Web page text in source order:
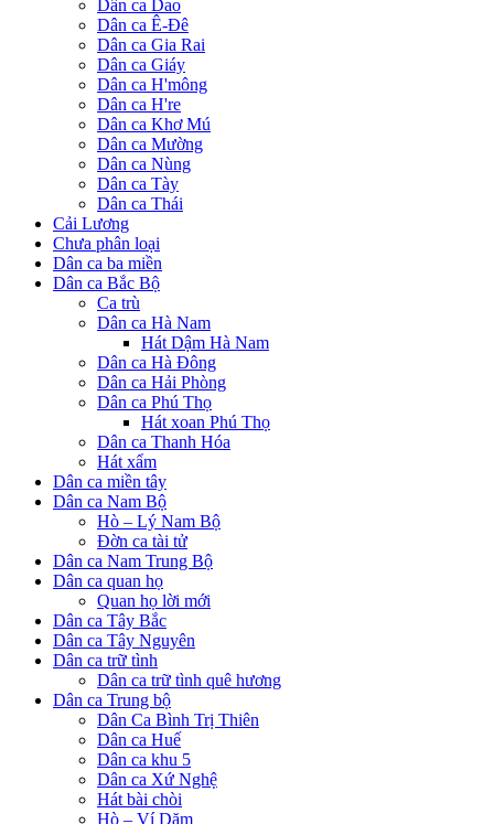
Dân ca Dao
Dân ca Ê-Đê
Dân ca Gia Rai
Dân ca Giáy
Dân ca H'mông
Dân ca H're
Dân ca Khơ Mú
Dân ca Mường
Dân ca Nùng
Dân ca Tày
Dân ca Thái
Cải Lương
Chưa phân loại
Dân ca ba miền
Dân ca Bắc Bộ
Ca trù
Dân ca Hà Nam
Hát Dậm Hà Nam
Dân ca Hà Đông
Dân ca Hải Phòng
Dân ca Phú Thọ
Hát xoan Phú Thọ
Dân ca Thanh Hóa
Hát xẩm
Dân ca miền tây
Dân ca Nam Bộ
Hò – Lý Nam Bộ
Đờn ca tài tử
Dân ca Nam Trung Bộ
Dân ca quan họ
Quan họ lời mới
Dân ca Tây Bắc
Dân ca Tây Nguyên
Dân ca trữ tình
Dân ca trữ tình quê hương
Dân ca Trung bộ
Dân Ca Bình Trị Thiên
Dân ca Huế
Dân ca khu 5
Dân ca Xứ Nghệ
Hát bài chòi
Hò – Ví Dặm